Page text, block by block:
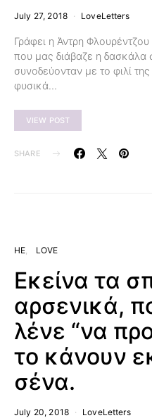
July 27, 2018 LoveLetters
Γράφει η Άντρη
που μας διάβαζε η δασκάλα
συνοδεύονταν με το φιλί
φυσικά…
VIEW POST
SHARE
HE LOVE
Εκείνα τα
αρσενικά,
λένε “να
το κάνουν
σένα.
July 20, 2018 LoveLetters